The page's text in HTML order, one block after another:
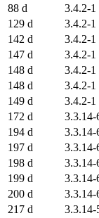
88 d
3.4.2-1
129 d
3.4.2-1
142 d
3.4.2-1
147 d
3.4.2-1
148 d
3.4.2-1
148 d
3.4.2-1
149 d
3.4.2-1
172 d
3.3.14-
194 d
3.3.14-
197 d
3.3.14-
198 d
3.3.14-
199 d
3.3.14-
200 d
3.3.14-
217 d
3.3.14-